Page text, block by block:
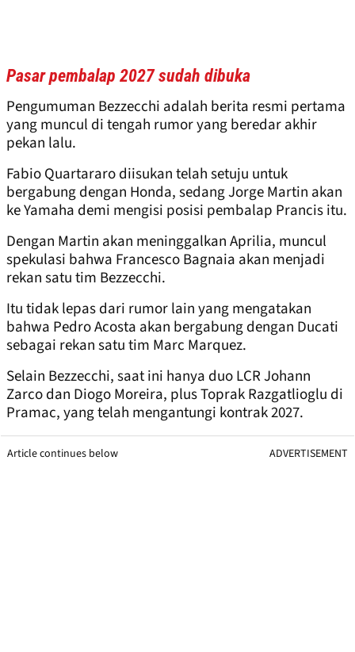
Pasar pembalap 2027 sudah dibuka
Pengumuman Bezzecchi adalah berita resmi pertama
yang muncul di tengah rumor yang beredar akhir
pekan lalu.
Fabio Quartararo diisukan telah setuju untuk
bergabung dengan Honda, sedang Jorge Martin akan
ke Yamaha demi mengisi posisi pembalap Prancis itu.
Dengan Martin akan meninggalkan Aprilia, muncul
spekulasi bahwa Francesco Bagnaia akan menjadi
rekan satu tim Bezzecchi.
Itu tidak lepas dari rumor lain yang mengatakan
bahwa Pedro Acosta akan bergabung dengan Ducati
sebagai rekan satu tim Marc Marquez.
Selain Bezzecchi, saat ini hanya duo LCR Johann
Zarco dan Diogo Moreira, plus Toprak Razgatlioglu di
Pramac, yang telah mengantungi kontrak 2027.
Article continues below ADVERTISEMENT